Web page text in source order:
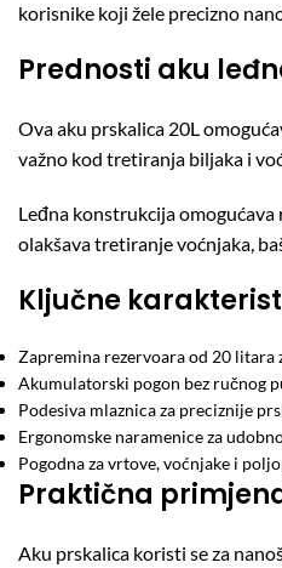
korisnike koji žele precizno
Prednosti aku
Ova aku prskalica 20L
važno kod tretiranja biljaka i
Leđna konstrukcija
olakšava tretiranje voćnjaka,
Ključne
Zapremina rezervoara od 20 litara
Akumulatorski pogon bez ručnog
Podesiva mlaznica za preciznije
Ergonomske naramenice za
Pogodna za vrtove, voćnjake i
Praktična
Aku prskalica koristi se za